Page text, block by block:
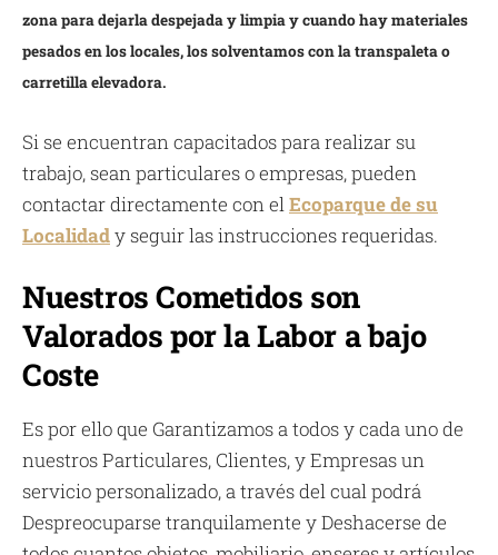
zona para dejarla despejada y limpia y cuando hay materiales
pesados en los locales, los solventamos con la transpaleta o
carretilla elevadora.
Si se encuentran capacitados para realizar su
trabajo, sean particulares o empresas, pueden
contactar directamente con elEcoparque de su
Localidady seguir las instrucciones requeridas.
Nuestros Cometidos son
Valorados por la Labor a bajo
Coste
Es por ello que Garantizamos a todos y cada uno de
nuestros Particulares, Clientes, y Empresas un
servicio personalizado, a través del cual podrá
Despreocuparse tranquilamente y Deshacerse de